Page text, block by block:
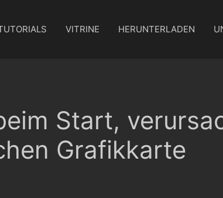
VITRINE HERUNTERLADEN
Start,
Grafikkarte